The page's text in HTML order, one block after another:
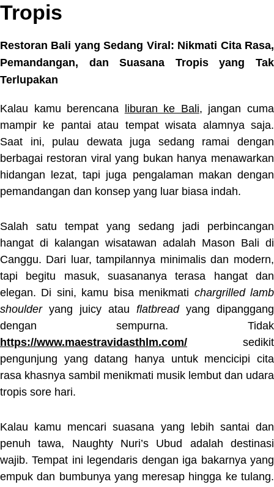
Tropis
Restoran Bali yang Sedang Viral: Nikmati Cita Rasa,
Pemandangan, dan Suasana Tropis yang Tak
Terlupakan
Kalau kamu berencana liburan ke Bali, jangan cuma
mampir ke pantai atau tempat wisata alamnya saja.
Saat ini, pulau dewata juga sedang ramai dengan
berbagai restoran viral yang bukan hanya menawarkan
hidangan lezat, tapi juga pengalaman makan dengan
pemandangan dan konsep yang luar biasa indah.
Salah satu tempat yang sedang jadi perbincangan
hangat di kalangan wisatawan adalah Mason Bali di
Canggu. Dari luar, tampilannya minimalis dan modern,
tapi begitu masuk, suasananya terasa hangat dan
elegan. Di sini, kamu bisa menikmati chargrilled lamb
shoulderyang juicy atau flatbreadyang dipanggang
dengan sempurna. Tidak
https://www.maestravidasthlm.com/ sedikit
pengunjung yang datang hanya untuk mencicipi cita
rasa khasnya sambil menikmati musik lembut dan udara
tropis sore hari.
Kalau kamu mencari suasana yang lebih santai dan
penuh tawa, Naughty Nuri’s Ubud adalah destinasi
wajib. Tempat ini legendaris dengan iga bakarnya yang
empuk dan bumbunya yang meresap hingga ke tulang.